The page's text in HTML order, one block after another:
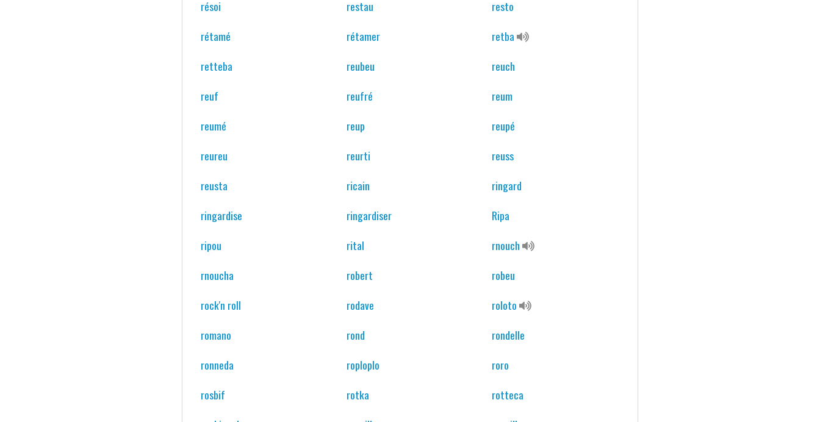
résoi
restau
resto
rétamé
rétamer
retba
retteba
reubeu
reuch
reuf
reufré
reum
reumé
reup
reupé
reureu
reurti
reuss
reusta
ricain
ringard
ringardise
ringardiser
Ripa
ripou
rital
rnouch
rnoucha
robert
robeu
rock'n roll
rodave
roloto
romano
rond
rondelle
ronneda
roploplo
roro
rosbif
rotka
rotteca